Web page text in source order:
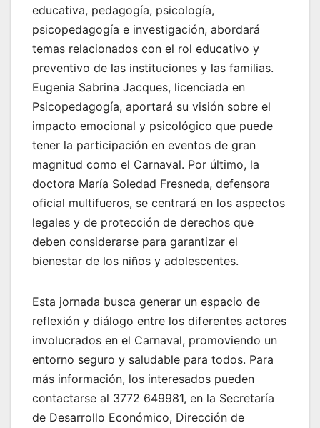
educativa, pedagogía, psicología,
psicopedagogía e investigación, abordará
temas relacionados con el rol educativo y
preventivo de las instituciones y las familias.
Eugenia Sabrina Jacques, licenciada en
Psicopedagogía, aportará su visión sobre el
impacto emocional y psicológico que puede
tener la participación en eventos de gran
magnitud como el Carnaval. Por último, la
doctora María Soledad Fresneda, defensora
oficial multifueros, se centrará en los aspectos
legales y de protección de derechos que
deben considerarse para garantizar el
bienestar de los niños y adolescentes.
Esta jornada busca generar un espacio de
reflexión y diálogo entre los diferentes actores
involucrados en el Carnaval, promoviendo un
entorno seguro y saludable para todos. Para
más información, los interesados pueden
contactarse al 3772 649981, en la Secretaría
de Desarrollo Económico, Dirección de